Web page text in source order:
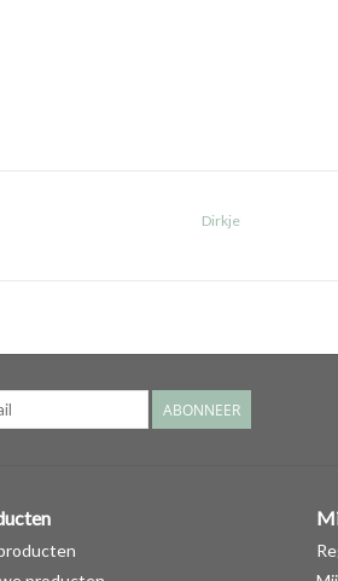
Dirkje
ABONNEER